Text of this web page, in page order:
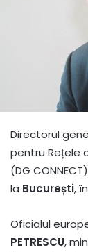
Directorul
pentru Rețele
(DG
la București,
Oficialul
PETRESCU,